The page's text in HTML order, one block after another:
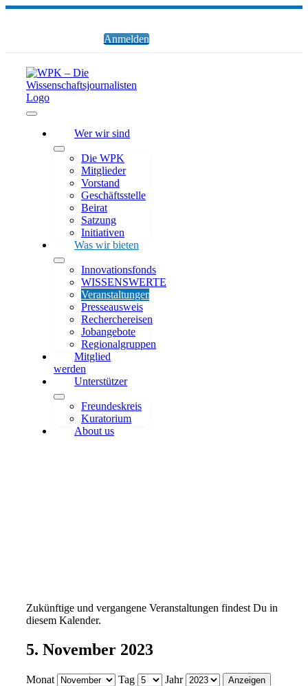
Zum
Anmelden
Navigation
Wer wir sind
Die WPK
Mitglieder
Vorstand
Geschäftsstelle
Beirat
Satzung
Initiativen
Was wir bieten
Innovationsfonds
WISSENSWERTE
Veranstaltungen
Presseausweis
Recherchereisen
Jobangebote
Regionalgruppen
Mitglied
werden
Unterstützer
Freundeskreis
Kuratorium
About us
Zukünftige und vergangene Veranstaltungen findest Du in
diesem Kalender.
5. November 2023
Monat Tag Jahr